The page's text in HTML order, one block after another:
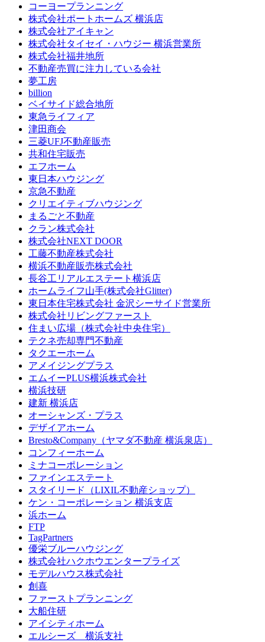
コーヨープランニング
株式会社ポートホームズ 横浜店
株式会社アイキャン
株式会社タイセイ・ハウジー 横浜営業所
株式会社福井地所
不動産売買に注力している会社
夢工房
billion
ベイサイド総合地所
東急ライフィア
津田商会
三菱UFJ不動産販売
共和住宅販売
エフホーム
東日本ハウジング
京急不動産
クリエイティブハウジング
まるごと不動産
クラン株式会社
株式会社NEXT DOOR
工藤不動産株式会社
横浜不動産販売株式会社
長谷工リアルエステート横浜店
ホームライフ山手(株式会社Glitter)
東日本住宅株式会社 金沢シーサイド営業所
株式会社リビングファースト
住まい広場（株式会社中央住宅）
テクネ売却専門不動産
タクエーホーム
アメイジングプラス
エムイーPLUS横浜株式会社
横浜技研
建新 横浜店
オーシャンズ・プラス
デザイアホーム
Bresto&Company（ヤマダ不動産 横浜泉店）
コンフィーホーム
ミナコーポレーション
ファインエステート
スタイリード（LIXIL不動産ショップ）
ケン・コーポレーション 横浜支店
浜ホーム
FTP
TagPartners
優栄ブルーハウジング
株式会社ハクホウエンタープライズ
モデルハウス株式会社
創喜
ファーストプランニング
大船住研
アイシティホーム
エルシーズ 横浜支社